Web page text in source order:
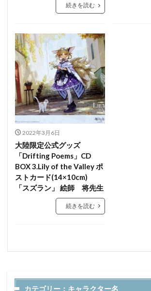
続きを読む
2022年3月6日
大陸限定公式グッズ
「Drifting Poems」CD
BOX 3.Lily of the Valley ポ
ストカード(14×10cm)
「スズラン」 絵師 将先生
続きを読む
カテゴリー：キャラクター名